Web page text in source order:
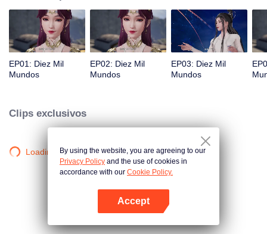
que obtuvo del Cementerio de los Dioses. Finalmente, Lin Feng se recuperó
y alcanzó la cima de las artes marciales.
EP01: Diez Mil
Mundos
EP02: Diez Mil
Mundos
EP03: Diez Mil
Mundos
Clips exclusivos
Loading…By using the website, you are agreeing to our
Privacy Policy and the use of cookies in
accordance with our Cookie Policy.
Accept